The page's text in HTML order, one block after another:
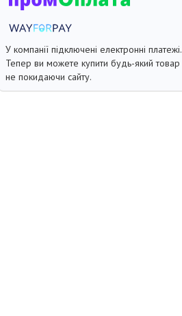
У компанії підключені електронні платежі.
Тепер ви можете купити будь-який товар
не покидаючи сайту.